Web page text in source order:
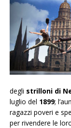
degli strilloni di
luglio del 1899;
ragazzi poveri e
per rivendere le